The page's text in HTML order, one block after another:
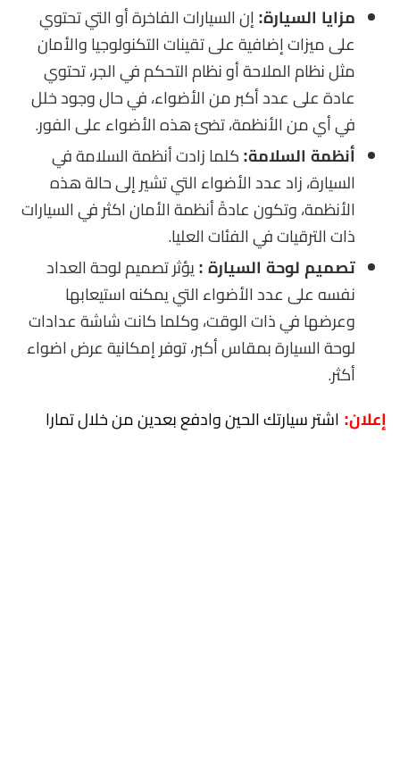
مزايا السيارة: إن السيارات الفاخرة أو التي تحتوي
على ميزات إضافية على تقينات التكنولوجيا والأمان
مثل نظام الملاحة أو نظام التحكم في الجر، تحتوي
عادة على عدد أكبر من الأضواء، في حال وجود خلل
في أي من الأنظمة، تضئ هذه الأضواء على الفور.
أنظمة السلامة: كلما زادت أنظمة السلامة في
السيارة، زاد عدد الأضواء التي تشير إلى حالة هذه
الأنظمة، وتكون عادةً أنظمة الأمان اكثر في السيارات
ذات الترقيات في الفئات العليا.
تصميم لوحة السيارة : يؤثر تصميم لوحة العداد
نفسه على عدد الأضواء التي يمكنه استيعابها
وعرضها في ذات الوقت، وكلما كانت شاشة عدادات
لوحة السيارة بمقاس أكبر، توفر إمكانية عرض اضواء
أكثر.
إعلان: اشتر سيارتك الحين وادفع بعدين من خلال تمارا